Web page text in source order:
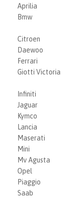
Aprilia
Bmw
Citroen
Daewoo
Ferrari
Giotti Victoria
Infiniti
Jaguar
Kymco
Lancia
Maserati
Mini
Mv Agusta
Opel
Piaggio
Saab